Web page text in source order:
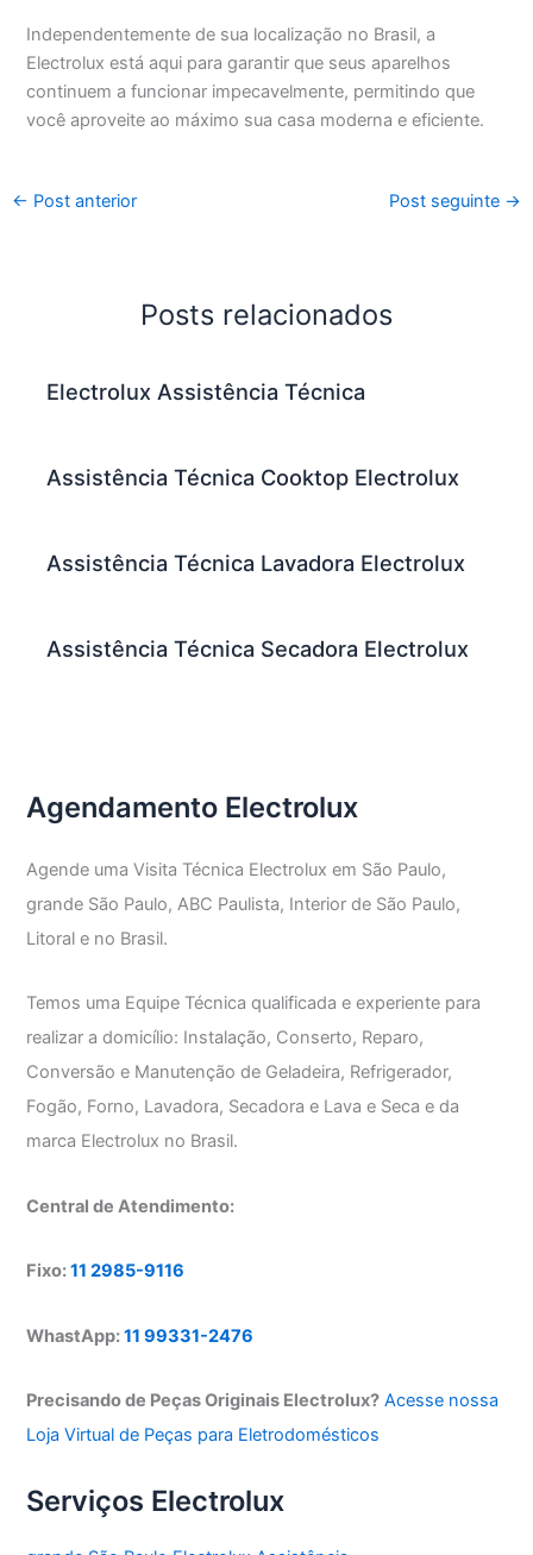
Independentemente de sua localização no Brasil, a
Electrolux está aqui para garantir que seus aparelhos
continuem a funcionar impecavelmente, permitindo que
você aproveite ao máximo sua casa moderna e eficiente.
← Post anterior Post seguinte →
Posts relacionados
Electrolux Assistência Técnica
Assistência Técnica Cooktop Electrolux
Assistência Técnica Lavadora Electrolux
Assistência Técnica Secadora Electrolux
Agendamento Electrolux
Agende uma Visita Técnica Electrolux em São Paulo,
grande São Paulo, ABC Paulista, Interior de São Paulo,
Litoral e no Brasil.
Temos uma Equipe Técnica qualificada e experiente para
realizar a domicílio: Instalação, Conserto, Reparo,
Conversão e Manutenção de Geladeira, Refrigerador,
Fogão, Forno, Lavadora, Secadora e Lava e Seca e da
marca Electrolux no Brasil.
Central de Atendimento:
Fixo:11 2985-9116
WhastApp:11 99331-2476
Precisando de Peças Originais Electrolux? Acesse nossa
Loja Virtual de Peças para Eletrodomésticos
Serviços Electrolux